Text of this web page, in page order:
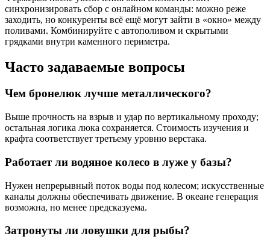
синхронизировать сбор с онлайном команды: можно реже
заходить, но конкуренты всё ещё могут зайти в «окно» между
поливами. Комбинируйте с автополивом и скрытыми
грядками внутри каменного периметра.
Часто задаваемые вопросы
Чем бронелюк лучше металлического?
Выше прочность на взрыв и удар по вертикальному проходу;
остальная логика люка сохраняется. Стоимость изучения и
крафта соответствует третьему уровню верстака.
Работает ли водяное колесо в луже у базы?
Нужен непрерывный поток воды под колесом; искусственные
каналы должны обеспечивать движение. В океане генерация
возможна, но менее предсказуема.
Затронуты ли ловушки для рыбы?